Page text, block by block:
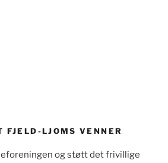
FJELD-LJOMS VENNER
og støtt det frivillige